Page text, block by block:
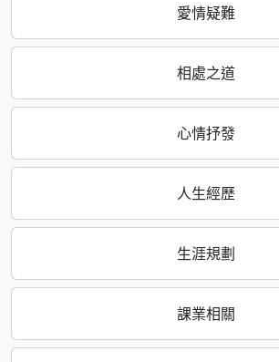
愛情疑難
相處之道
心情抒發
人生經歷
生涯規劃
課業相關